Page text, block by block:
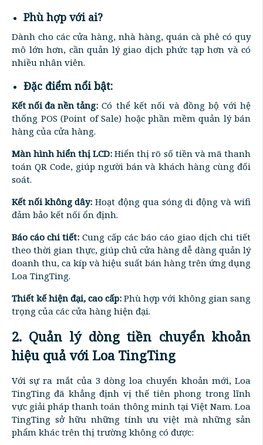
Phù hợp với ai?
Dành cho các cửa hàng, nhà hàng, quán cà phê có quy
mô lớn hơn, cần quản lý giao dịch phức tạp hơn và có
nhiều nhân viên.
Đặc điểm nổi bật:
Kết nối đa nền tảng: Có thể kết nối và đồng bộ với hệ
thống POS (Point of Sale) hoặc phần mềm quản lý bán
hàng của cửa hàng.
Màn hình hiển thị LCD: Hiển thị rõ số tiền và mã thanh
toán QR Code, giúp người bán và khách hàng cùng đối
soát.
Kết nối không dây: Hoạt động qua sóng di động và wifi
đảm bảo kết nối ổn định.
Báo cáo chi tiết: Cung cấp các báo cáo giao dịch chi tiết
theo thời gian thực, giúp chủ cửa hàng dễ dàng quản lý
doanh thu, ca kíp và hiệu suất bán hàng trên ứng dụng
Loa TingTing.
Thiết kế hiện đại, cao cấp: Phù hợp với không gian sang
trọng của các cửa hàng hiện đại.
2. Quản lý dòng tiền chuyển khoản
hiệu quả với Loa TingTing
Với sự ra mắt của 3 dòng loa chuyển khoản mới, Loa
TingTing đã khẳng định vị thế tiên phong trong lĩnh
vực giải pháp thanh toán thông minh tại Việt Nam. Loa
TingTing sở hữu những tính ưu việt mà những sản
phẩm khác trên thị trường không có được: